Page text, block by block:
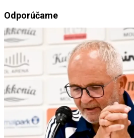
Odporúčame